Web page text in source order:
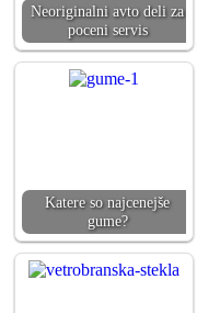
Neoriginalni avto deli za
poceni servis
Katere so najcenejše
gume?